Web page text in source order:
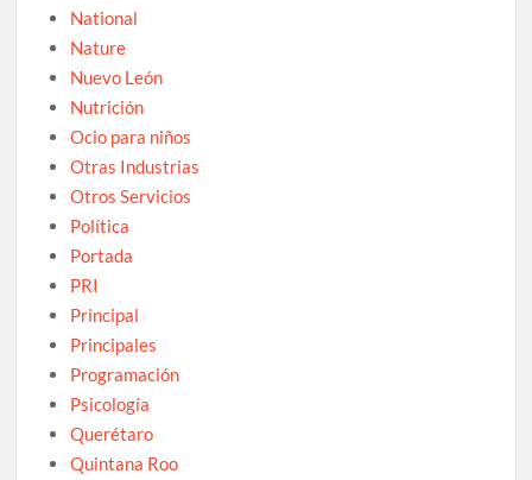
National
Nature
Nuevo León
Nutrición
Ocio para niños
Otras Industrias
Otros Servicios
Política
Portada
PRI
Principal
Principales
Programación
Psicología
Querétaro
Quintana Roo